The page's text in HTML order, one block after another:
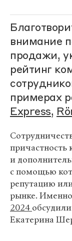
внимание
продажи,
рейтинг
примерах
Express,
и
с помощью
репутацию
рынке. Именно
2024
Екатерина